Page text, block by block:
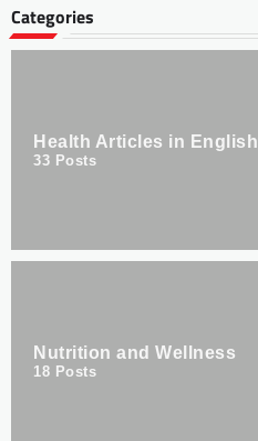
Categories
Health Articles in English
33 Posts
Nutrition and Wellness
18 Posts